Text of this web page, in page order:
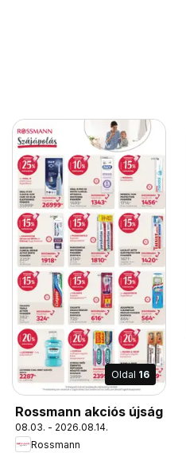
Oldal 16
Rossmann akciós újság
08.03. - 2026.08.14.
Rossmann